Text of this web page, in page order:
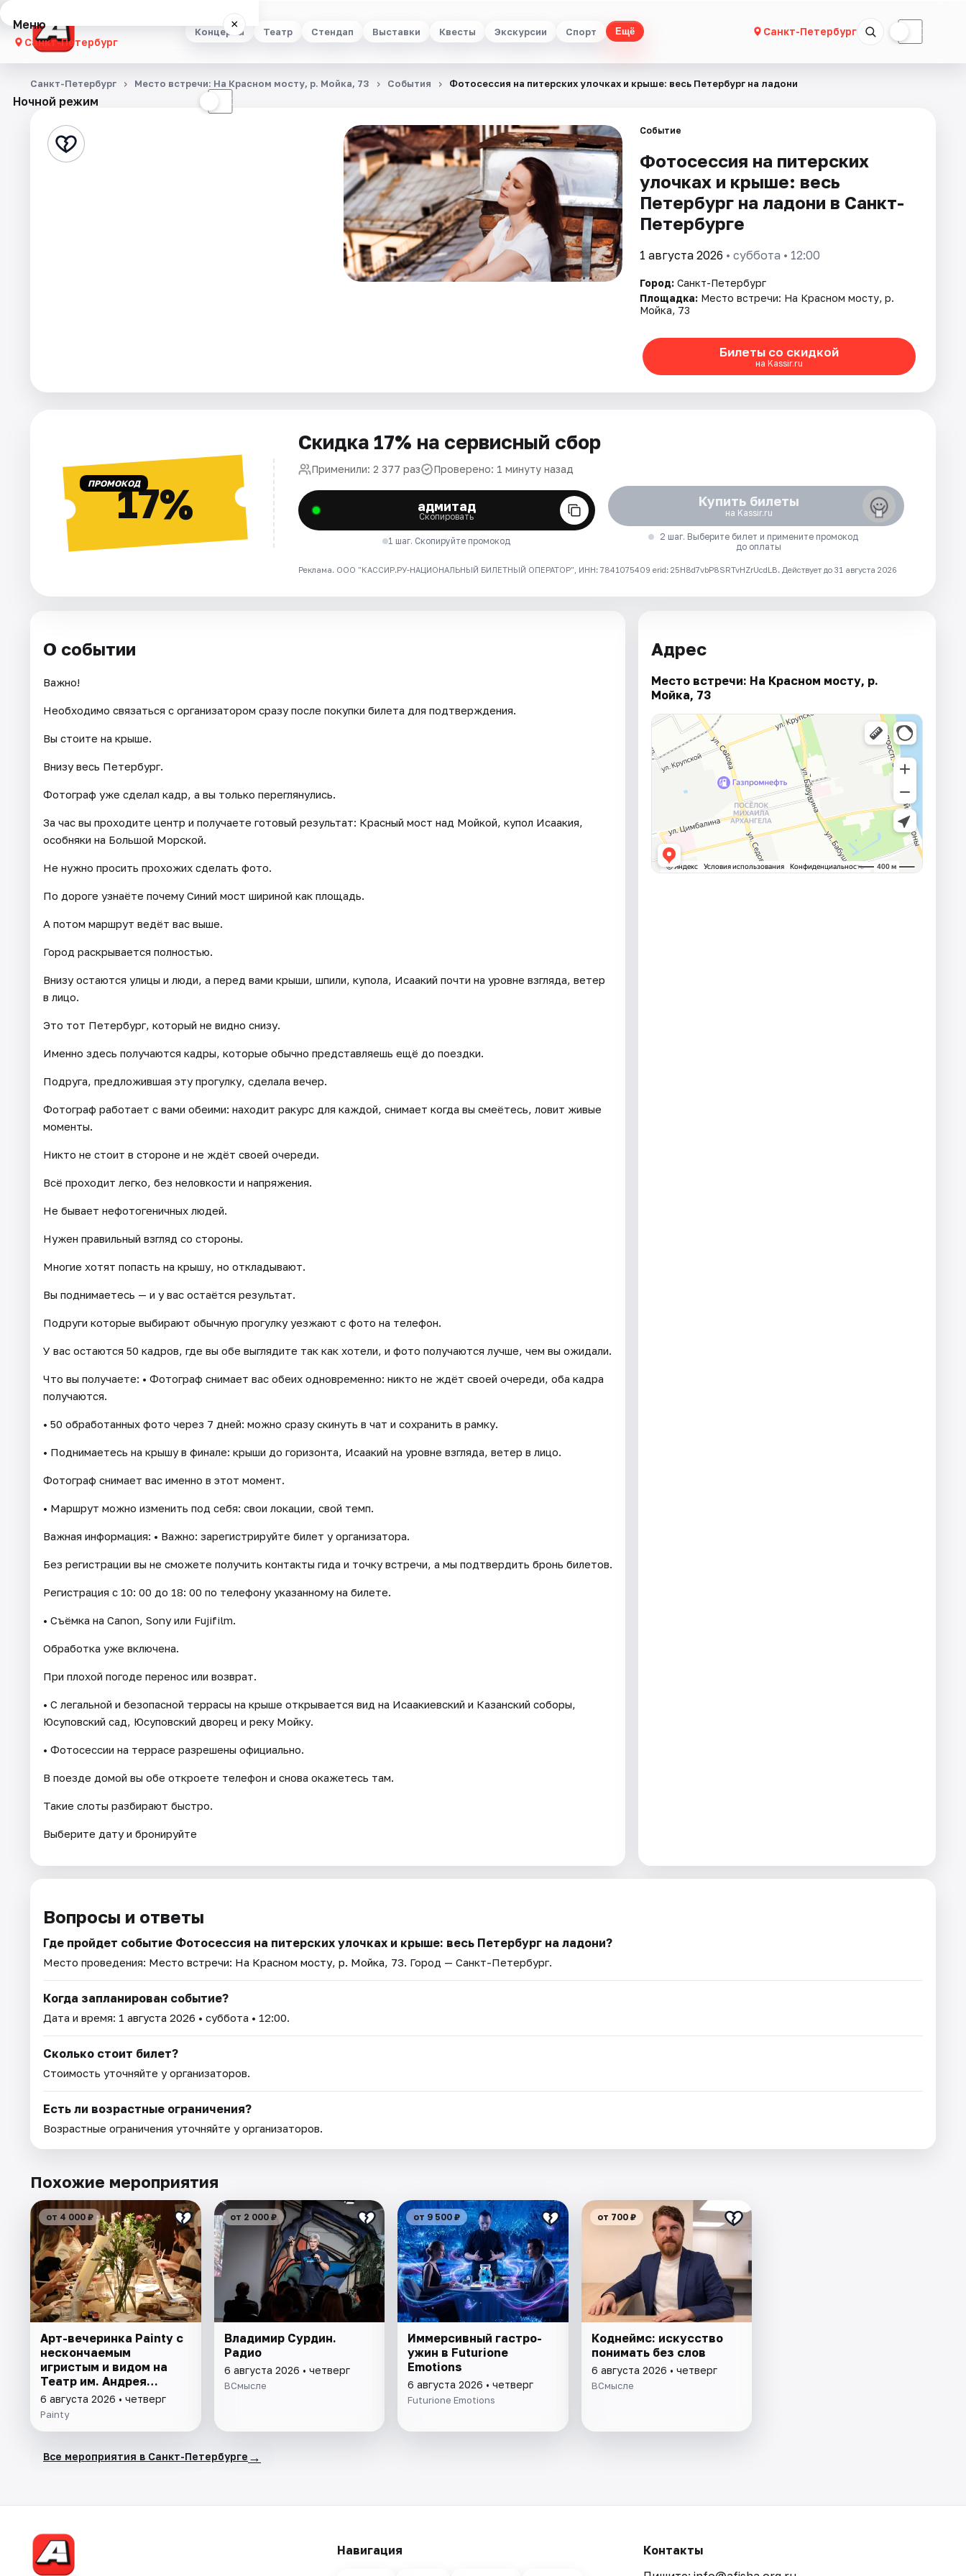
Концерты Театр Стендап Выставки Квесты Экскурсии Спорт Ещё Санкт-Петербург ☾
Меню ×
Санкт-Петербург
Концерты
Стендап
Площадки
Ночной режим ☾
Санкт-Петербург Место встречи: На Красном мосту, р. Мойка, 73 События Фотосессия на питерских улочках и крыше: весь Петербург на ладони
Событие
Фотосессия на питерских
улочках и крыше: весь
Петербург на ладони в Санкт-
Петербурге
1 августа 2026 • суббота • 12:00
Город: Санкт-Петербург
Площадка: Место встречи: На Красном мосту, р.
Мойка, 73
Билеты со скидкой
на Kassir.ru
ПРОМОКОД17%
Скидка 17% на сервисный сбор
Применили: 2 377 раз Проверено: 1 минуту назад
адмитад
Скопировать
1 шаг. Скопируйте промокод
Купить билеты
на Kassir.ru
2 шаг. Выберите билет и примените промокод
до оплаты
Реклама. ООО "КАССИР.РУ-НАЦИОНАЛЬНЫЙ БИЛЕТНЫЙ ОПЕРАТОР", ИНН: 7841075409 erid: 25H8d7vbP8SRTvHZrUcdLB. Действует до 31 августа 2026
О событии
Важно!
Необходимо связаться с организатором сразу после покупки билета для подтверждения.
Вы стоите на крыше.
Внизу весь Петербург.
Фотограф уже сделал кадр, а вы только переглянулись.
За час вы проходите центр и получаете готовый результат: Красный мост над Мойкой, купол Исаакия,
особняки на Большой Морской.
Не нужно просить прохожих сделать фото.
По дороге узнаёте почему Синий мост шириной как площадь.
А потом маршрут ведёт вас выше.
Город раскрывается полностью.
Внизу остаются улицы и люди, а перед вами крыши, шпили, купола, Исаакий почти на уровне взгляда, ветер
в лицо.
Это тот Петербург, который не видно снизу.
Именно здесь получаются кадры, которые обычно представляешь ещё до поездки.
Подруга, предложившая эту прогулку, сделала вечер.
Фотограф работает с вами обеими: находит ракурс для каждой, снимает когда вы смеётесь, ловит живые
моменты.
Никто не стоит в стороне и не ждёт своей очереди.
Всё проходит легко, без неловкости и напряжения.
Не бывает нефотогеничных людей.
Нужен правильный взгляд со стороны.
Многие хотят попасть на крышу, но откладывают.
Вы поднимаетесь — и у вас остаётся результат.
Подруги которые выбирают обычную прогулку уезжают с фото на телефон.
У вас остаются 50 кадров, где вы обе выглядите так как хотели, и фото получаются лучше, чем вы ожидали.
Что вы получаете: • Фотограф снимает вас обеих одновременно: никто не ждёт своей очереди, оба кадра
получаются.
• 50 обработанных фото через 7 дней: можно сразу скинуть в чат и сохранить в рамку.
• Поднимаетесь на крышу в финале: крыши до горизонта, Исаакий на уровне взгляда, ветер в лицо.
Фотограф снимает вас именно в этот момент.
• Маршрут можно изменить под себя: свои локации, свой темп.
Важная информация: • Важно: зарегистрируйте билет у организатора.
Без регистрации вы не сможете получить контакты гида и точку встречи, а мы подтвердить бронь билетов.
Регистрация с 10: 00 до 18: 00 по телефону указанному на билете.
• Съёмка на Canon, Sony или Fujifilm.
Обработка уже включена.
При плохой погоде перенос или возврат.
• С легальной и безопасной террасы на крыше открывается вид на Исаакиевский и Казанский соборы,
Юсуповский сад, Юсуповский дворец и реку Мойку.
• Фотосессии на террасе разрешены официально.
В поезде домой вы обе откроете телефон и снова окажетесь там.
Такие слоты разбирают быстро.
Выберите дату и бронируйте
Адрес
Место встречи: На Красном мосту, р.
Мойка, 73
Вопросы и ответы
Где пройдет событие Фотосессия на питерских улочках и крыше: весь Петербург на ладони?
Место проведения: Место встречи: На Красном мосту, р. Мойка, 73. Город — Санкт-Петербург.
Когда запланирован событие?
Дата и время: 1 августа 2026 • суббота • 12:00.
Сколько стоит билет?
Стоимость уточняйте у организаторов.
Есть ли возрастные ограничения?
Возрастные ограничения уточняйте у организаторов.
Похожие мероприятия
от 4 000 ₽
Арт-вечеринка Painty с
нескончаемым
игристым и видом на
Театр им. Андрея
Миронова
6 августа 2026 • четверг
Painty
от 2 000 ₽
Владимир Сурдин.
Радио
6 августа 2026 • четверг
ВСмысле
от 9 500 ₽
Иммерсивный гастро-
ужин в Futurione
Emotions
6 августа 2026 • четверг
Futurione Emotions
от 700 ₽
Коднеймс: искусство
понимать без слов
6 августа 2026 • четверг
ВСмысле
Все мероприятия в Санкт-Петербурге →
Навигация
Контакты